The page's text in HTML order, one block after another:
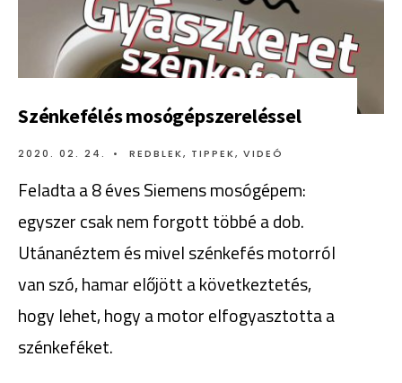
Szénkefélés mosógépszereléssel
2020. 02. 24. • REDBLEK, TIPPEK, VIDEÓ
Feladta a 8 éves Siemens mosógépem:
egyszer csak nem forgott többé a dob.
Utánanéztem és mivel szénkefés motorról
van szó, hamar előjött a következtetés,
hogy lehet, hogy a motor elfogyasztotta a
szénkeféket.